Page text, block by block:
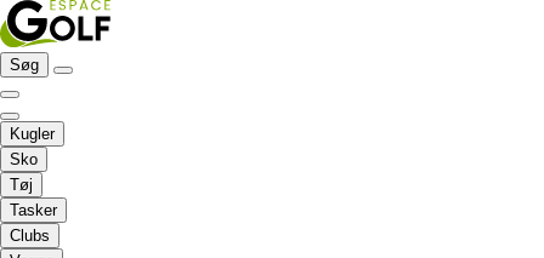
Søg
Kugler
Sko
Tøj
Tasker
Clubs